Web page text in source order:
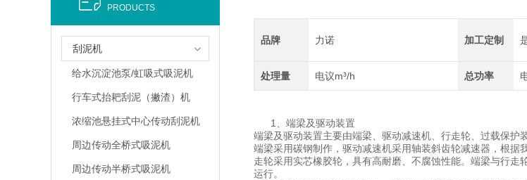
PRODUCTS
刮泥机
给水沉淀池泵/虹吸式吸泥机
行车式抬耙刮泥（撇渣）机
浓缩池悬挂式中心传动刮泥机
周边传动全桥式吸泥机
周边传动半桥式吸泥机
品牌 力诺 加工定制
处理量 电议m³/h 总功率
1、端梁及驱动装置
端梁及驱动装置主要由端梁、驱动减速机、行走轮、过载保护
端梁采用碳钢制作，驱动减速机采用轴装斜齿轮减速器，根
走轮采用实芯橡胶轮，具有高耐磨、不腐蚀性能。端梁与行
运行。